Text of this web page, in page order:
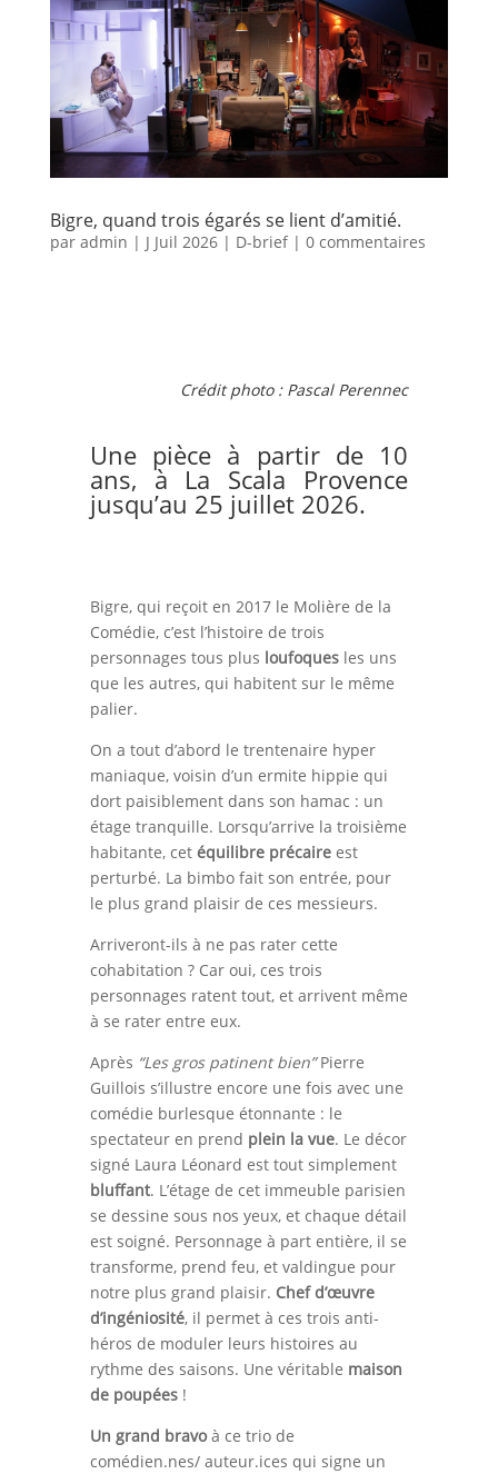
Bigre, quand trois égarés se lient d’amitié.
par admin | J Juil 2026| D-brief| 0 commentaires
Crédit photo : Pascal Perennec
Une pièce à partir de 10
ans, à La Scala Provence
jusqu’au 25 juillet 2026.
Bigre, qui reçoit en 2017 le Molière de la
Comédie, c’est l’histoire de trois
personnages tous plus loufoquesles uns
que les autres, qui habitent sur le même
palier.
On a tout d’abord le trentenaire hyper
maniaque, voisin d’un ermite hippie qui
dort paisiblement dans son hamac : un
étage tranquille. Lorsqu’arrive la troisième
habitante, cet équilibre précaireest
perturbé. La bimbo fait son entrée, pour
le plus grand plaisir de ces messieurs.
Arriveront-ils à ne pas rater cette
cohabitation ? Car oui, ces trois
personnages ratent tout, et arrivent même
à se rater entre eux.
Après “Les gros patinent bien”Pierre
Guillois s’illustre encore une fois avec une
comédie burlesque étonnante : le
spectateur en prend plein la vue. Le décor
signé Laura Léonard est tout simplement
bluffant. L’étage de cet immeuble parisien
se dessine sous nos yeux, et chaque détail
est soigné. Personnage à part entière, il se
transforme, prend feu, et valdingue pour
notre plus grand plaisir. Chef d’œuvre
d’ingéniosité, il permet à ces trois anti-
héros de moduler leurs histoires au
rythme des saisons. Une véritable maison
de poupées !
Un grand bravoà ce trio de
comédien.nes/ auteur.ices qui signe un